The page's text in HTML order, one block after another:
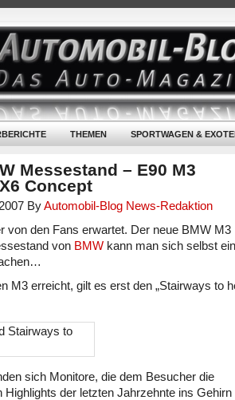
THEMEN SPORTWAGEN &
Messestand – E90 M3
Concept
ByAutomobil-Blog News-Redaktion
von den Fans erwartet. Der neue BMW M3
von BMW kann man sich selbst
M3 erreicht, gilt es erst den „Stairways to
sich Monitore, die dem Besucher die
Highlights der letzten Jahrzehnte ins Gehirn